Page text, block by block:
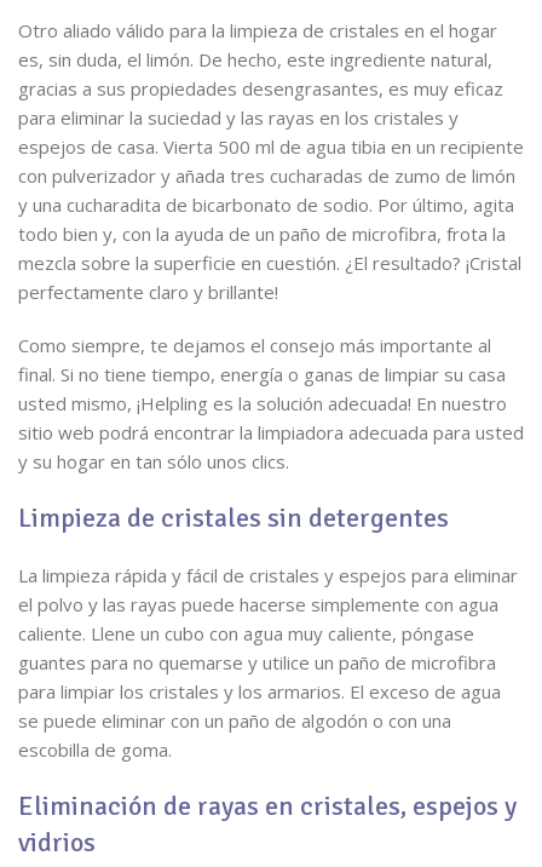
Otro aliado válido para la limpieza de cristales en el hogar
es, sin duda, el limón. De hecho, este ingrediente natural,
gracias a sus propiedades desengrasantes, es muy eficaz
para eliminar la suciedad y las rayas en los cristales y
espejos de casa. Vierta 500 ml de agua tibia en un recipiente
con pulverizador y añada tres cucharadas de zumo de limón
y una cucharadita de bicarbonato de sodio. Por último, agita
todo bien y, con la ayuda de un paño de microfibra, frota la
mezcla sobre la superficie en cuestión. ¿El resultado? ¡Cristal
perfectamente claro y brillante!
Como siempre, te dejamos el consejo más importante al
final. Si no tiene tiempo, energía o ganas de limpiar su casa
usted mismo, ¡Helpling es la solución adecuada! En nuestro
sitio web podrá encontrar la limpiadora adecuada para usted
y su hogar en tan sólo unos clics.
Limpieza de cristales sin detergentes
La limpieza rápida y fácil de cristales y espejos para eliminar
el polvo y las rayas puede hacerse simplemente con agua
caliente. Llene un cubo con agua muy caliente, póngase
guantes para no quemarse y utilice un paño de microfibra
para limpiar los cristales y los armarios. El exceso de agua
se puede eliminar con un paño de algodón o con una
escobilla de goma.
Eliminación de rayas en cristales, espejos y
vidrios